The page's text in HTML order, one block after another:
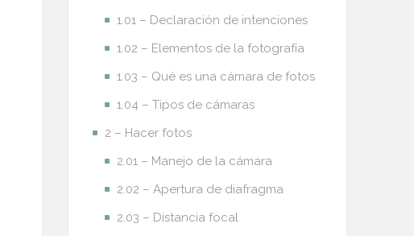
1.01 – Declaración de intenciones
1.02 – Elementos de la fotografía
1.03 – Qué es una cámara de fotos
1.04 – Tipos de cámaras
2 – Hacer fotos
2.01 – Manejo de la cámara
2.02 – Apertura de diafragma
2.03 – Distancia focal